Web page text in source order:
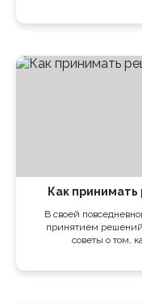
Как
В своей
принятием
советы о том,